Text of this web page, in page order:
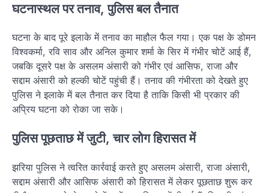
घटनास्थल पर तनाव, पुलिस बल तैनात
घटना के बाद पूरे इलाके में तनाव का माहौल फैल गया। एक पक्ष के डोमन
विश्वकर्मा, रवि साव और अनिल कुमार शर्मा के सिर में गंभीर चोटें आई हैं,
जबकि दूसरे पक्ष के असलम अंसारी को गंभीर एवं आसिफ, राजा और
सद्दाम अंसारी को हल्की चोटें पहुंची हैं। तनाव की गंभीरता को देखते हुए
पुलिस ने इलाके में बल तैनात कर दिया है ताकि किसी भी प्रकार की
अप्रिय घटना को रोका जा सके।
पुलिस पूछताछ में जुटी, चार लोग हिरासत में
झरिया पुलिस ने त्वरित कार्रवाई करते हुए असलम अंसारी, राजा अंसारी,
सद्दाम अंसारी और आसिफ अंसारी को हिरासत में लेकर पूछताछ शुरू कर